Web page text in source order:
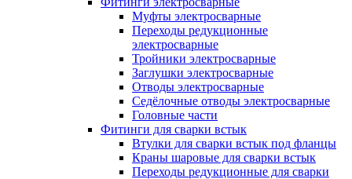
Муфты электросварные
Переходы редукционные
электросварные
Тройники электросварные
Заглушки электросварные
Отводы электросварные
Седёлочные отводы электросварные
Головные части
Фитинги для сварки встык
Втулки для сварки встык под фланцы
Краны шаровые для сварки встык
Переходы редукционные для сварки